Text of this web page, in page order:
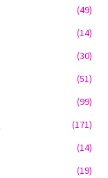
(49)
(14)
(30)
(51)
(99)
(171)
(14)
(19)